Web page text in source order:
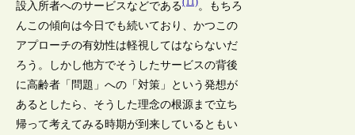
設入所者へのサービスなどである(11)。もちろ
んこの傾向は今日でも続いており、かつこの
アプローチの有効性は軽視してはならないだ
ろう。しかし他方でそうしたサービスの背後
に高齢者「問題」への「対策」という発想が
あるとしたら、そうした理念の根源まで立ち
帰って考えてみる時期が到来しているともい